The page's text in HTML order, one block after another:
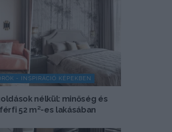
- INSPIRÁCIÓ KÉPEKBEN
nélkül: minőség és
52 m²-es lakásában